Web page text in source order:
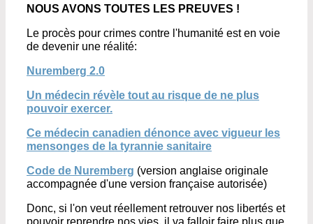
NOUS AVONS TOUTES LES PREUVES !
Le procès pour crimes contre l'humanité est en voie
de devenir une réalité:
Nuremberg 2.0
Un médecin révèle tout au risque de ne plus
pouvoir exercer.
Ce médecin canadien dénonce avec vigueur les
mensonges de la tyrannie sanitaire
Code de Nuremberg (version anglaise originale
accompagnée d'une version française autorisée)
Donc, si l'on veut réellement retrouver nos libertés et
pouvoir reprendre nos vies, il va falloir faire plus que